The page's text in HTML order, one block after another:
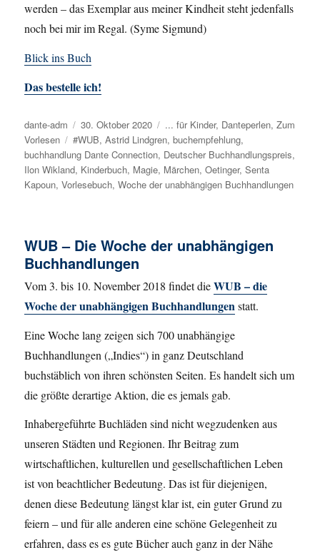
werden – das Exemplar aus meiner Kindheit steht jedenfalls
noch bei mir im Regal. (Syme Sigmund)
Blick ins Buch
Das bestelle ich!
Autor
dante-adm
Veröffentlicht
am
30. Oktober 2020 Kategorien
... für Kinder, Danteperlen,Zum
Vorlesen
Schlagwörter
#WUB,Astrid Lindgren,buchempfehlung,
buchhandlung Dante Connection, Deutscher Buchhandlungspreis,
Ilon Wikland, Kinderbuch, Magie, Märchen,Oetinger,Senta
Kapoun,Vorlesebuch,Woche der unabhängigen Buchhandlungen
WUB – Die Woche der unabhängigen
Buchhandlungen
Vom 3. bis 10. November 2018 findet dieWUB – die
Woche der unabhängigen Buchhandlungenstatt.
Eine Woche lang zeigen sich 700 unabhängige
Buchhandlungen („Indies“) in ganz Deutschland
buchstäblich von ihren schönsten Seiten. Es handelt sich um
die größte derartige Aktion, die es jemals gab.
Inhabergeführte Buchläden sind nicht wegzudenken aus
unseren Städten und Regionen. Ihr Beitrag zum
wirtschaftlichen, kulturellen und gesellschaftlichen Leben
ist von beachtlicher Bedeutung. Das ist für diejenigen,
denen diese Bedeutung längst klar ist, ein guter Grund zu
feiern – und für alle anderen eine schöne Gelegenheit zu
erfahren, dass es es gute Bücher auch ganz in der Nähe